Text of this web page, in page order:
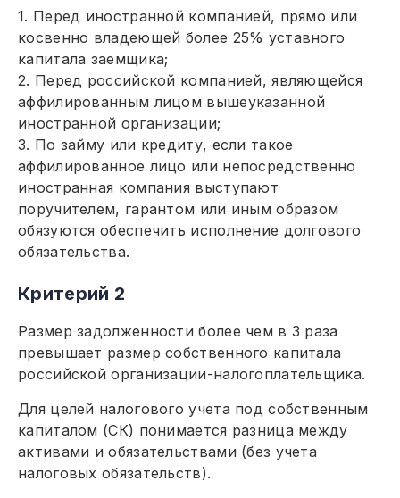
1. Перед иностранной компанией, прямо или
косвенно владеющей более 25% уставного
капитала заемщика;
2. Перед российской компанией, являющейся
аффилированным лицом вышеуказанной
иностранной организации;
3. По займу или кредиту, если такое
аффилированное лицо или непосредственно
иностранная компания выступают
поручителем, гарантом или иным образом
обязуются обеспечить исполнение долгового
обязательства.
Критерий 2
Размер задолженности более чем в 3 раза
превышает размер собственного капитала
российской организации-налогоплательщика.
Для целей налогового учета под собственным
капиталом (СК) понимается разница между
активами и обязательствами (без учета
налоговых обязательств).